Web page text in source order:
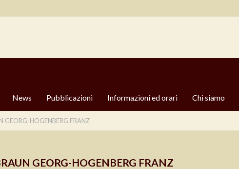
News Pubblicazioni Informazioni ed orari Chi siamo
GEORG-HOGENBERG FRANZ
GEORG-HOGENBERG FRANZ